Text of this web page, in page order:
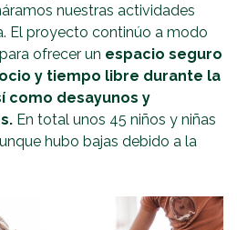
nuestras actividades
El proyecto continúo a modo
ofrecer un espacio seguro
y tiempo libre durante la
como desayunos y
En total unos 45 niños y niñas
hubo bajas debido a la